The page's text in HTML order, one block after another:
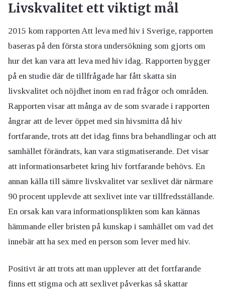
Livskvalitet ett viktigt mål
2015 kom rapporten Att leva med hiv i Sverige, rapporten
baseras på den första stora undersökning som gjorts om
hur det kan vara att leva med hiv idag. Rapporten bygger
på en studie där de tillfrågade har fått skatta sin
livskvalitet och nöjdhet inom en rad frågor och områden.
Rapporten visar att många av de som svarade i rapporten
ångrar att de lever öppet med sin hivsmitta då hiv
fortfarande, trots att det idag finns bra behandlingar och att
samhället förändrats, kan vara stigmatiserande. Det visar
att informationsarbetet kring hiv fortfarande behövs. En
annan källa till sämre livskvalitet var sexlivet där närmare
90 procent upplevde att sexlivet inte var tillfredsställande.
En orsak kan vara informationsplikten som kan kännas
hämmande eller bristen på kunskap i samhället om vad det
innebär att ha sex med en person som lever med hiv.
Positivt är att trots att man upplever att det fortfarande
finns ett stigma och att sexlivet påverkas så skattar